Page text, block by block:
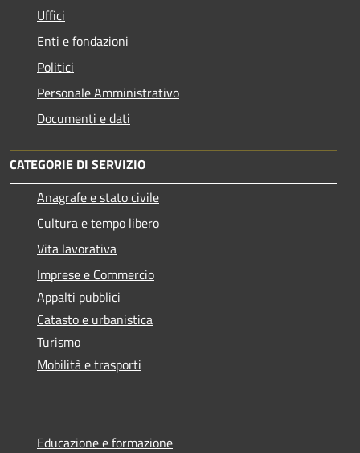
Uffici
Enti e fondazioni
Politici
Personale Amministrativo
Documenti e dati
CATEGORIE DI SERVIZIO
Anagrafe e stato civile
Cultura e tempo libero
Vita lavorativa
Imprese e Commercio
Appalti pubblici
Catasto e urbanistica
Turismo
Mobilità e trasporti
Educazione e formazione